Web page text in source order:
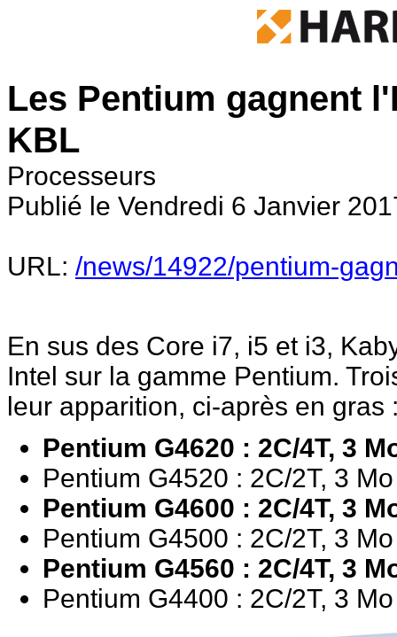
Les Pentium gagnent
KBL
Processeurs
Publié le Vendredi 6 Janvier
URL: /news/14922/pentium-
En sus des Core i7, i5 et i3,
Intel sur la gamme Pentium.
leur apparition, ci-après en gras
Pentium G4620 : 2C/4T, 3
Pentium G4520 : 2C/2T, 3
Pentium G4600 : 2C/4T, 3
Pentium G4500 : 2C/2T, 3
Pentium G4560 : 2C/4T, 3
Pentium G4400 : 2C/2T, 3